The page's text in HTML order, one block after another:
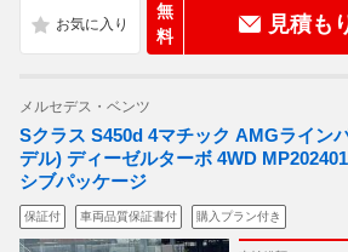
無
料
見積も
メルセデス・ベンツ
Sクラス S450d 4マチック AMGライン
デル) ディーゼルターボ 4WD
シブパッケージ
保証付 車両品質保証書付 購入プラン付き